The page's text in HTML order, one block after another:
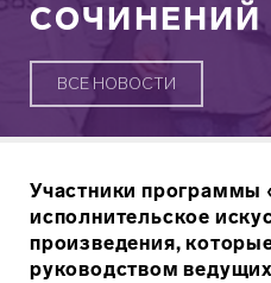
СОЧИНЕНИЙ
ВСЕ НОВОСТИ
Участники
исполнительское
произведения,
руководством ведущих